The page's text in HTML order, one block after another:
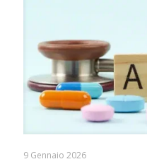
9 Gennaio 2026